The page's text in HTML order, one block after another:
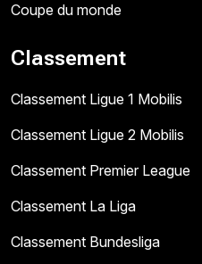
Coupe du monde
Classement
Classement Ligue 1 Mobilis
Classement Ligue 2 Mobilis
Classement Premier League
Classement La Liga
Classement Bundesliga